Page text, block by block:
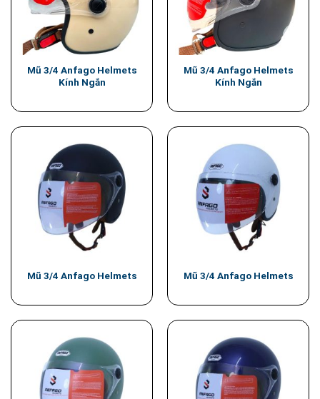
Mũ 3/4 Anfago Helmets
Kính Ngắn
Mũ 3/4 Anfago Helmets
Kính Ngắn
Mũ 3/4 Anfago Helmets Mũ 3/4 Anfago Helmets